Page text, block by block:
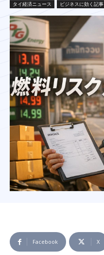
タイ経済ニュース ビジネスに効く記事
Facebook X